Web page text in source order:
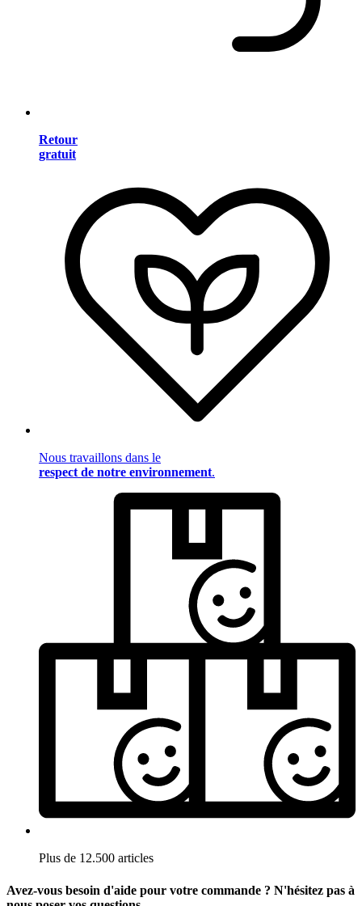
Retour
gratuit
Nous travaillons dans le
respect de notre environnement.
Plus de 12.500 articles
Avez-vous besoin d'aide pour votre commande ? N'hésitez pas à